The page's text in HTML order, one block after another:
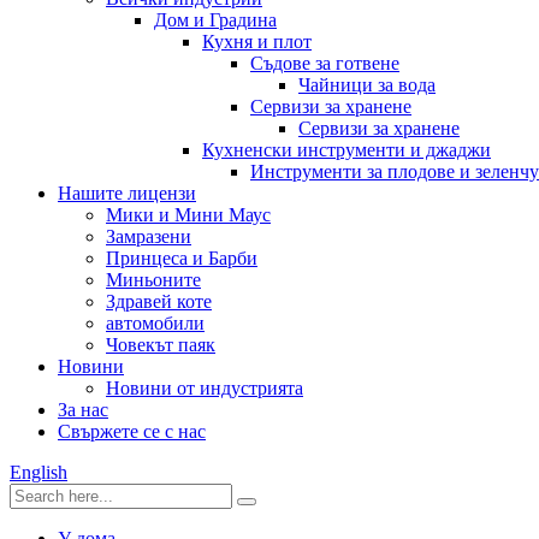
Дом и Градина
Кухня и плот
Съдове за готвене
Чайници за вода
Сервизи за хранене
Сервизи за хранене
Кухненски инструменти и джаджи
Инструменти за плодове и
Нашите лицензи
Мики и Мини Маус
Замразени
Принцеса и Барби
Миньоните
Здравей коте
автомобили
Човекът паяк
Новини
Новини от индустрията
За нас
Свържете се с нас
English